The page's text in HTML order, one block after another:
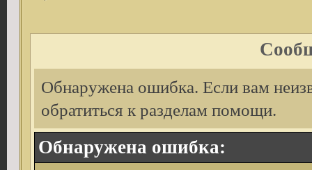
Обнаружена ошибка. Если вам
обратиться к разделам помощи.
Обнаружена ошибка: